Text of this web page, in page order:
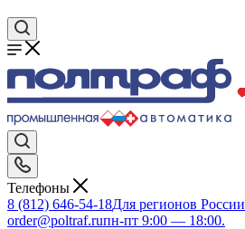
Телефоны
8 (812) 646-54-18Для регионов России
order@poltraf.ruпн-пт 9:00 — 18:00.